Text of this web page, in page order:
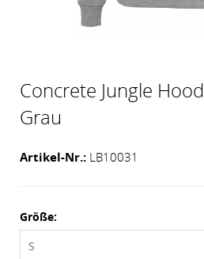
Concrete Jungle
Grau
Artikel-Nr.: LB10031
Größe: